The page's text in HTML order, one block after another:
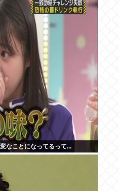
なことになってるって...